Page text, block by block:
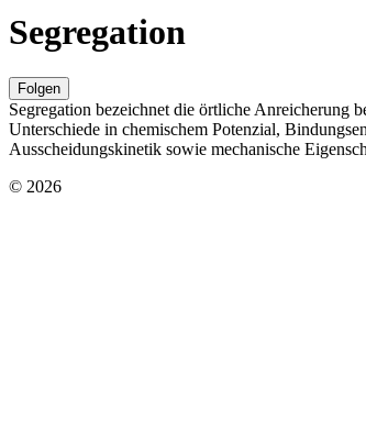
Segregation
Folgen
Segregation bezeichnet die örtliche Anreicherung
Unterschiede in chemischem Potenzial,
Ausscheidungskinetik sowie mechanische
© 2026